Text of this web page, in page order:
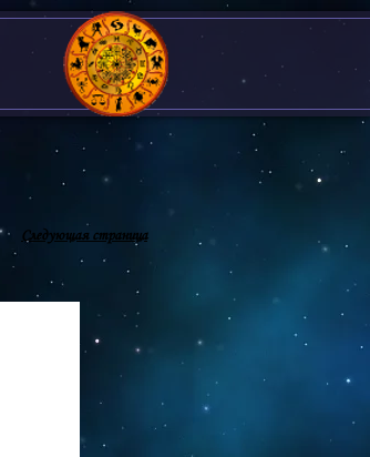
Следующая страница